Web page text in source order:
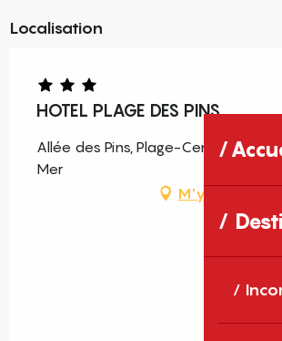
Localisation
HOTEL PLAGE DES PINS
Allée des Pins, Plage-Centre, 66700
Mer
M'y rendre